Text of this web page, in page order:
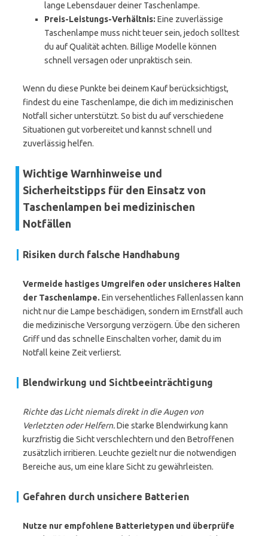
lange Lebensdauer deiner Taschenlampe.
Preis-Leistungs-Verhältnis: Eine zuverlässige
Taschenlampe muss nicht teuer sein, jedoch solltest
du auf Qualität achten. Billige Modelle können
schnell versagen oder unpraktisch sein.
Wenn du diese Punkte bei deinem Kauf berücksichtigst,
findest du eine Taschenlampe, die dich im medizinischen
Notfall sicher unterstützt. So bist du auf verschiedene
Situationen gut vorbereitet und kannst schnell und
zuverlässig helfen.
Wichtige Warnhinweise und
Sicherheitstipps für den Einsatz von
Taschenlampen bei medizinischen
Notfällen
Risiken durch falsche Handhabung
Vermeide hastiges Umgreifen oder unsicheres Halten
der Taschenlampe. Ein versehentliches Fallenlassen kann
nicht nur die Lampe beschädigen, sondern im Ernstfall auch
die medizinische Versorgung verzögern. Übe den sicheren
Griff und das schnelle Einschalten vorher, damit du im
Notfall keine Zeit verlierst.
Blendwirkung und Sichtbeeinträchtigung
Richte das Licht niemals direkt in die Augen von
Verletzten oder Helfern.Die starke Blendwirkung kann
kurzfristig die Sicht verschlechtern und den Betroffenen
zusätzlich irritieren. Leuchte gezielt nur die notwendigen
Bereiche aus, um eine klare Sicht zu gewährleisten.
Gefahren durch unsichere Batterien
Nutze nur empfohlene Batterietypen und überprüfe